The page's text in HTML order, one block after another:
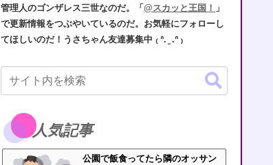
管理人のゴンザレス三世なのだ。「@スカッと王国！ 」
で更新情報をつぶやいているのだ。お気軽にフォローし
てほしいのだ！うさちゃん友達募集中 ₍ ᐢ. ̫ .ᐢ ₎
人気記事
公園で飯食ってたら隣のオッサン